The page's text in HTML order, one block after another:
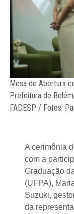
Mesa de Abertura
Prefeitura de
FADESP / Fotos:
A cerimônia
com a
Graduação
(UFPA),
Suzuki,
da